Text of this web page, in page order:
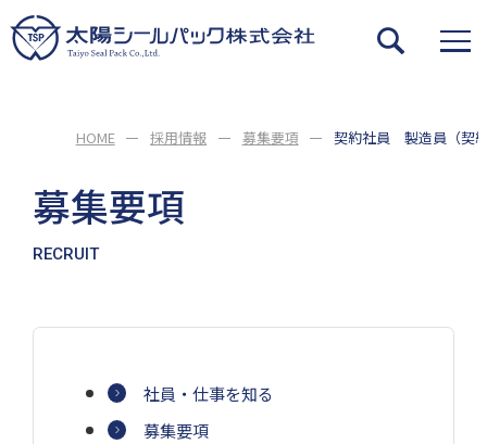
HOME 採用情報 募集要項 契約社員 製造員（契
募集要項
RECRUIT
社員・仕事を知る
募集要項